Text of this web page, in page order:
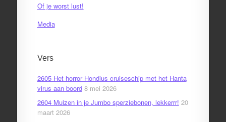
Of je worst lust!
Media
Vers
2605 Het horror Hondius cruiseschip met het Hanta
virus aan boord 8 mei 2026
2604 Muizen in je Jumbo sperziebonen, lekkerrr! 20
maart 2026